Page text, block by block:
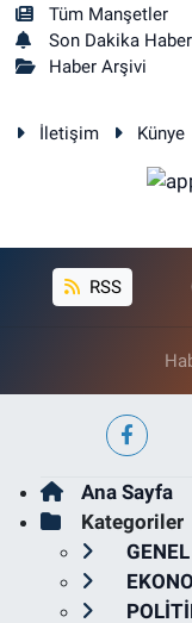
Tüm Manşetler
Son Dakika
Haber Arşivi
İletişim Künye
RSS
Ana Sayfa
Kategoriler
GENEL